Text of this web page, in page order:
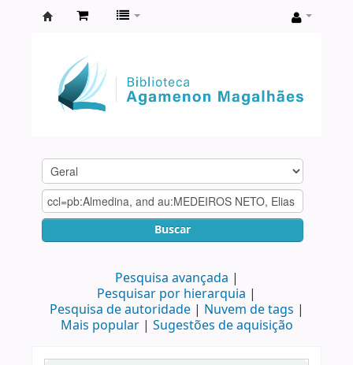
Agamenon
Magalhães
Buscar
Pesquisa avançada
Pesquisar por hierarquia
Pesquisa de autoridade
Nuvem de tags
Mais popular
Sugestões de aquisição